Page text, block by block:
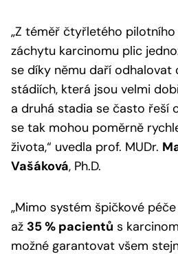
„Z téměř čtyřletého
záchytu karcinomu plic
se díky němu daří odhalovat
stádiích, která jsou velmi
a druhá stadia se často řeší
se tak mohou poměrně
života,“ uvedla prof. MUDr.
Vašáková, Ph.D.
„Mimo systém špičkové
až 35 % pacientů s
možné garantovat všem